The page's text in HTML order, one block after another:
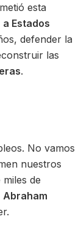
esta
a Estados
defender la
las
.
No vamos
nuestros
de
Abraham